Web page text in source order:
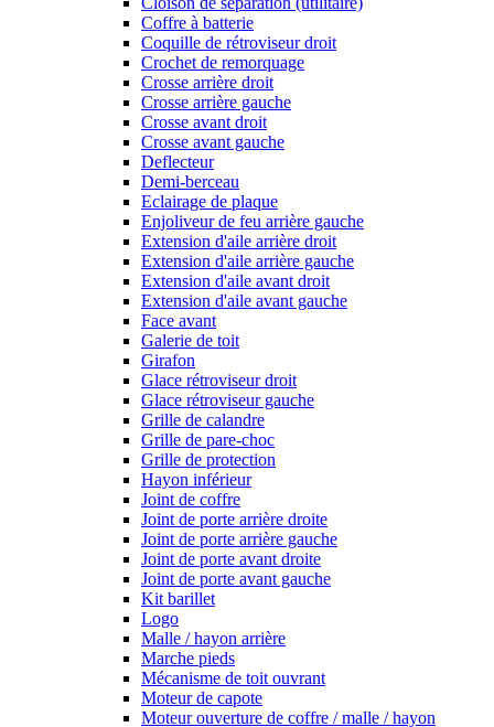
Coffre à batterie
Coquille de rétroviseur droit
Crochet de remorquage
Crosse arrière droit
Crosse arrière gauche
Crosse avant droit
Crosse avant gauche
Deflecteur
Demi-berceau
Eclairage de plaque
Enjoliveur de feu arrière gauche
Extension d'aile arrière droit
Extension d'aile arrière gauche
Extension d'aile avant droit
Extension d'aile avant gauche
Face avant
Galerie de toit
Girafon
Glace rétroviseur droit
Glace rétroviseur gauche
Grille de calandre
Grille de pare-choc
Grille de protection
Hayon inférieur
Joint de coffre
Joint de porte arrière droite
Joint de porte arrière gauche
Joint de porte avant droite
Joint de porte avant gauche
Kit barillet
Logo
Malle / hayon arrière
Marche pieds
Mécanisme de toit ouvrant
Moteur de capote
Moteur ouverture de coffre / malle / hayon